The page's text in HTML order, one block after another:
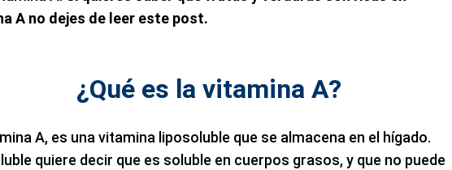
A no dejes de leer este post.
¿Qué es la vitamina A?
A, es una vitamina liposoluble que se almacena en el hígado.
quiere decir que es soluble en cuerpos grasos, y que no puede